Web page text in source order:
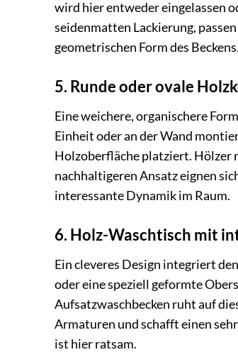
wird hier entweder eingelassen
seidenmatten Lackierung,
geometrischen Form des Beckens.
5. Runde oder ovale
Eine weichere, organischere
Einheit oder an der Wand
Holzoberfläche platziert. Hölzer
nachhaltigeren Ansatz eignen
interessante Dynamik im Raum.
6. Holz-Waschtisch mit
Ein cleveres Design integriert
oder eine speziell geformte
Aufsatzwaschbecken ruht auf
Armaturen und schafft einen
ist hier ratsam.